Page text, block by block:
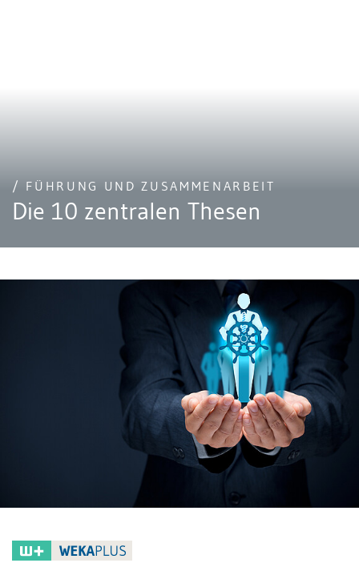
/ FÜHRUNG UND ZUSAMMENARBEIT
Die 10 zentralen Thesen